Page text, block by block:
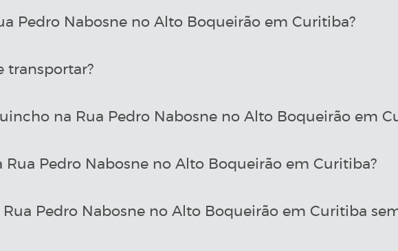
Pedro Nabosne no Alto Boqueirão em Curitiba?
transportar?
na Rua Pedro Nabosne no Alto Boqueirão em
Pedro Nabosne no Alto Boqueirão em Curitiba?
Pedro Nabosne no Alto Boqueirão em Curitiba